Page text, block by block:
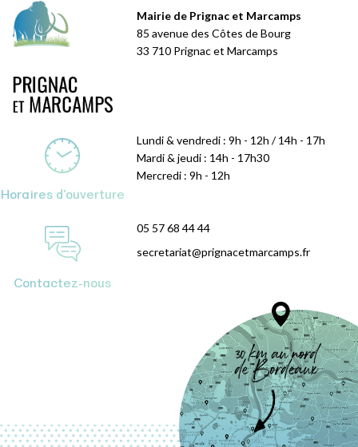
Mairie de Prignac et Marcamps
85 avenue des Côtes de Bourg
33 710 Prignac et Marcamps
Horaires d'ouverture
Lundi & vendredi : 9h - 12h / 14h - 17h
Mardi & jeudi : 14h - 17h30
Mercredi : 9h - 12h
Contactez-nous
05 57 68 44 44
secretariat@prignacetmarcamps.fr